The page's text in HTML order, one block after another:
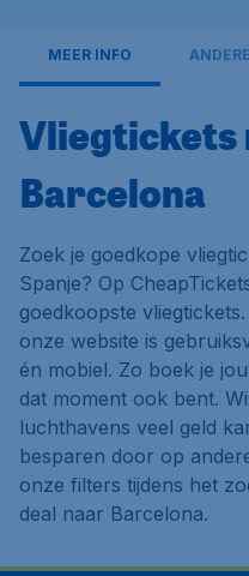
MEER INFO
Vliegtickets
Barcelona
Zoek je goedkope
Spanje? Op
goedkoopste
onze website is
én mobiel. Zo boek je
dat moment ook bent.
luchthavens veel geld
besparen door op
onze filters tijdens het
deal naar Barcelona.